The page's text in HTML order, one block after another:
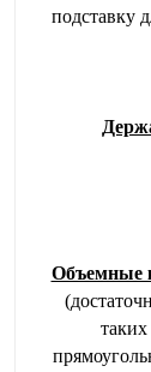
подставку
Объемные